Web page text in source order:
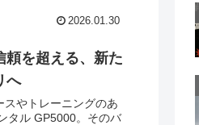
2026.01.30
を超える、新た
へ
スやトレーニングのあ
タル GP5000。そのバ